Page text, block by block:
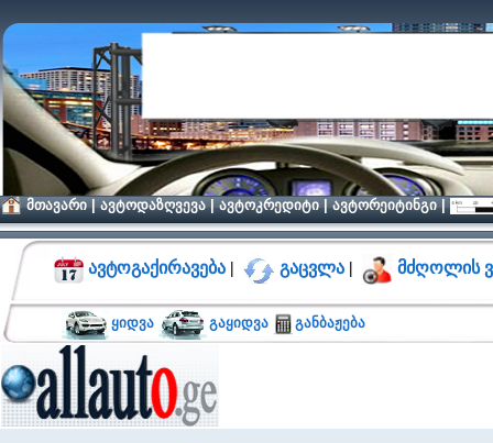
მთავარი|ავტოდაზღვევა|ავტოკრედიტი|ავტორეიტინგი|
ავტოგაქირავება | გაცვლა | მძღოლის
ყიდვა გაყიდვა განბაჟება